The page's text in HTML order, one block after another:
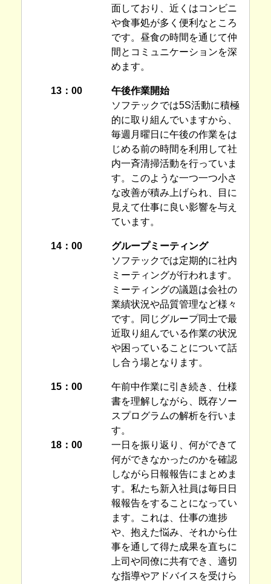
面しており、近くはコンビニ
や食事処が多く便利なところ
です。昼食の時間を通じて仲
間とコミュニケーションを深
めます。
13：00
午後作業開始
ソフテックでは5S活動に積極
的に取り組んでいますから、
毎週月曜日に午後の作業をは
じめる前の時間を利用して社
内一斉清掃活動を行っていま
す。このような一つ一つ小さ
な改善が積み上げられ、目に
見えて仕事に良い影響を与え
ています。
14：00
グループミーティング
ソフテックでは定期的に社内
ミーティングが行われます。
ミーティングの議題は会社の
業績状況や品質管理など様々
です。同じグループ同士で最
近取り組んでいる作業の状況
や困っていることについて話
し合う場となります。
15：00
午前中作業に引き続き、仕様
書を理解しながら、既存ソー
スプログラムの解析を行いま
す。
18：00
一日を振り返り、何ができて
何ができなかったのかを確認
しながら日報報告にまとめま
す。私たち新入社員は毎日日
報報告をすることになってい
ます。これは、仕事の進捗
や、抱えた悩み、それから仕
事を通して得た成果を直ちに
上司や同僚に共有でき、適切
な指導やアドバイスを受けら